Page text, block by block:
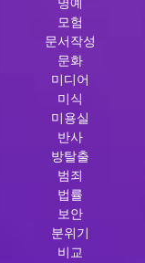
모험
문서작성
문화
미디어
미식
미용실
반사
방탈출
범죄
법률
보안
분위기
비교